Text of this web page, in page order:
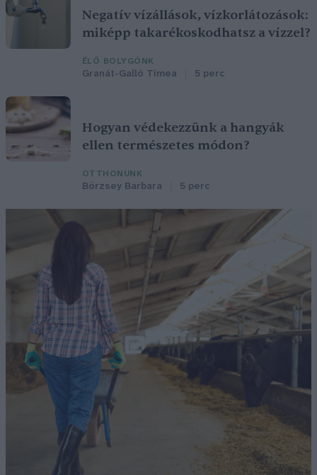
Negatív vízállások, vízkorlátozások:
miképp takarékoskodhatsz a vízzel?
ÉLŐ BOLYGÓNK
Granát-Galló Tímea 5 perc
Hogyan védekezzünk a hangyák
ellen természetes módon?
OTTHONUNK
Börzsey Barbara 5 perc